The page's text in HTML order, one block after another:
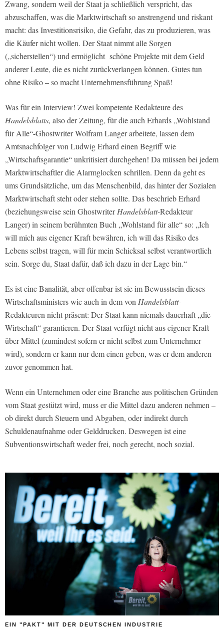
Zwang, sondern weil der Staat ja schließlich verspricht, das
abzuschaffen, was die Marktwirtschaft so anstrengend und riskant
macht: das Investitionsrisiko, die Gefahr, das zu produzieren, was
die Käufer nicht wollen. Der Staat nimmt alle Sorgen
(„sicherstellen“) und ermöglicht schöne Projekte mit dem Geld
anderer Leute, die es nicht zurückverlangen können. Gutes tun
ohne Risiko – so macht Unternehmensführung Spaß!
Was für ein Interview! Zwei kompetente Redakteure des
Handelsblatts, also der Zeitung, für die auch Erhards „Wohlstand
für Alle“-Ghostwriter Wolfram Langer arbeitete, lassen dem
Amtsnachfolger von Ludwig Erhard einen Begriff wie
„Wirtschaftsgarantie“ unkritisiert durchgehen! Da müssen bei jedem
Marktwirtschaftler die Alarmglocken schrillen. Denn da geht es
ums Grundsätzliche, um das Menschenbild, das hinter der Sozialen
Marktwirtschaft steht oder stehen sollte. Das beschrieb Erhard
(beziehungsweise sein GhostwriterHandelsblatt-Redakteur
Langer) in seinem berühmten Buch „Wohlstand für alle“ so: „Ich
will mich aus eigener Kraft bewähren, ich will das Risiko des
Lebens selbst tragen, will für mein Schicksal selbst verantwortlich
sein. Sorge du, Staat dafür, daß ich dazu in der Lage bin.“
Es ist eine Banalität, aber offenbar ist sie im Bewusstsein dieses
Wirtschaftsministers wie auch in dem von Handelsblatt-
Redakteuren nicht präsent: Der Staat kann niemals dauerhaft „die
Wirtschaft“ garantieren. Der Staat verfügt nicht aus eigener Kraft
über Mittel (zumindest sofern er nicht selbst zum Unternehmer
wird), sondern er kann nur dem einen geben, was er dem anderen
zuvor genommen hat.
Wenn ein Unternehmen oder eine Branche aus politischen Gründen
vom Staat gestützt wird, muss er die Mittel dazu anderen nehmen –
ob direkt durch Steuern und Abgaben, oder indirekt durch
Schuldenaufnahme oder Gelddrucken. Deswegen ist eine
Subventionswirtschaft weder frei, noch gerecht, noch sozial.
EIN "PAKT" MIT DER DEUTSCHEN INDUSTRIE